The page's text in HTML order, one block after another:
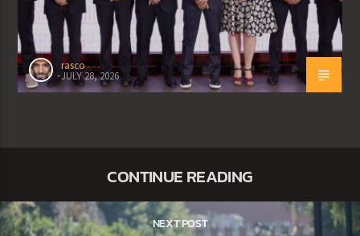
rasco
JULY 28, 2026
CONTINUE READING
NEXT POST